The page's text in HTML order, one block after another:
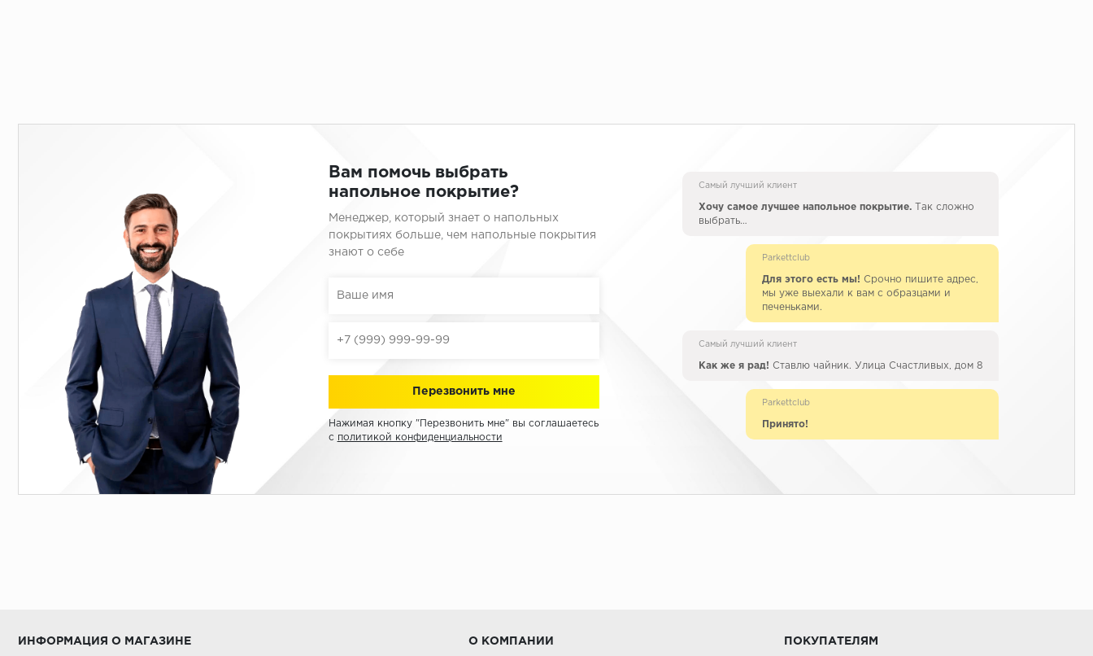
Вам помочь выбрать
напольное покрытие?
Менеджер, который знает о напольных
покрытиях больше, чем напольные покрытия
знают о себе
Нажимая кнопку "Перезвонить мне" вы соглашаетесь
с политикой конфиденциальности
Самый лучший клиент
Хочу самое лучшее напольное покрытие.Так сложно
выбрать…
Parkettclub
Для этого есть мы! Срочно пишите адрес,
мы уже выехали к вам с образцами и
печеньками.
Самый лучший клиент
Как же я рад! Ставлю чайник. Улица Счастливых, дом 8
Parkettclub
Принято!
ИНФОРМАЦИЯ О МАГАЗИНЕ О КОМПАНИИ ПОКУПАТЕЛЯМ